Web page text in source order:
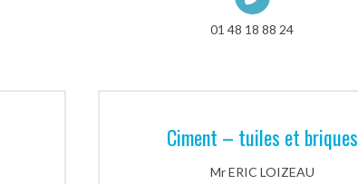
01 48 18 88 24
Ciment – tuiles et briques
Mr ERIC LOIZEAU